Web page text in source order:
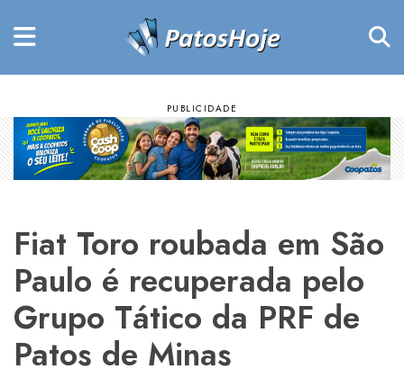
Fiat Toro roubada em São
Paulo é recuperada pelo
Grupo Tático da PRF de
Patos de Minas